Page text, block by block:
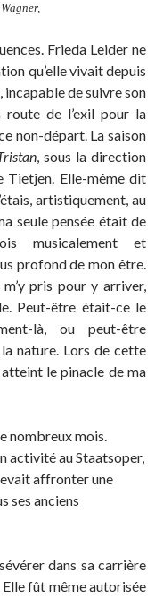
Frieda Leider ne
qu’elle vivait depuis
de suivre son
de l’exil pour la
non-départ. La saison
, sous la direction
Tietjen. Elle-même dit
artistiquement, au
seule pensée était de
musicalement et
profond de mon être.
pris pour y arriver,
Peut-être était-ce le
là, ou peut-être
nature. Lors de cette
le pinacle de ma
nombreux mois.
activité au Staatsoper,
affronter une
ses anciens
dans sa carrière
Elle fût même autorisée